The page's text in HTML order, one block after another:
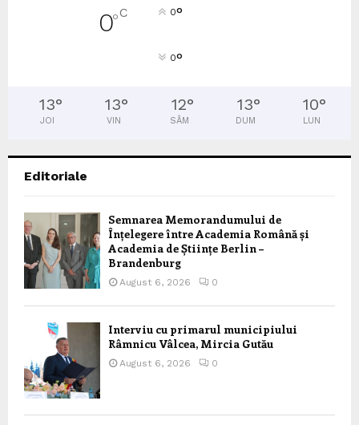
0°C 0°
0°
13°
JOI
13°
VIN
12°
SÂM
13°
DUM
10°
LUN
Editoriale
Semnarea Memorandumului de
Înțelegere între Academia Română și
Academia de Științe Berlin –
Brandenburg
August 6, 2026 0
Interviu cu primarul municipiului
Râmnicu Vâlcea, Mircia Gutău
August 6, 2026 0